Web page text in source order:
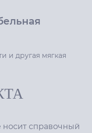
и другая мягкая
справочный